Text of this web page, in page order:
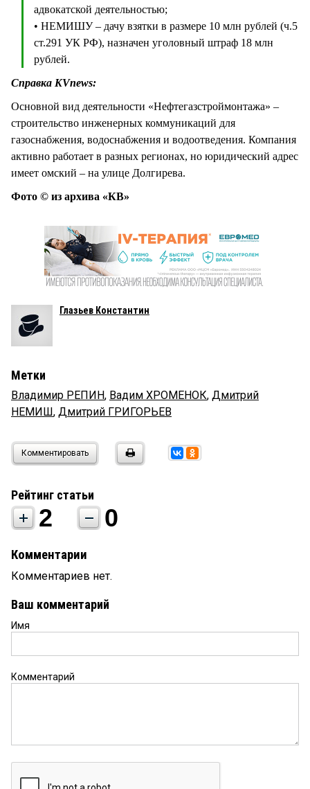
адвокатской деятельностью;
• НЕМИШУ – дачу взятки в размере 10 млн рублей (ч.5
ст.291 УК РФ), назначен уголовный штраф 18 млн
рублей.
Справка KVnews:
Основной вид деятельности «Нефтегазстроймонтажа» –
строительство инженерных коммуникаций для
газоснабжения, водоснабжения и водоотведения. Компания
активно работает в разных регионах, но юридический адрес
имеет омский – на улице Долгирева.
Фото © из архива «КВ»
Глазьев Константин
Метки
Владимир РЕПИН, Вадим ХРОМЕНОК, Дмитрий
НЕМИШ, Дмитрий ГРИГОРЬЕВ
Комментировать
Рейтинг статьи
2 0
Комментарии
Комментариев нет.
Ваш комментарий
Имя
Комментарий